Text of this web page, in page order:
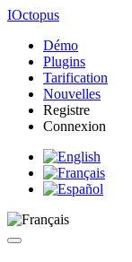
IOctopus
Démo
Plugins
Tarification
Nouvelles
Registre
Connexion